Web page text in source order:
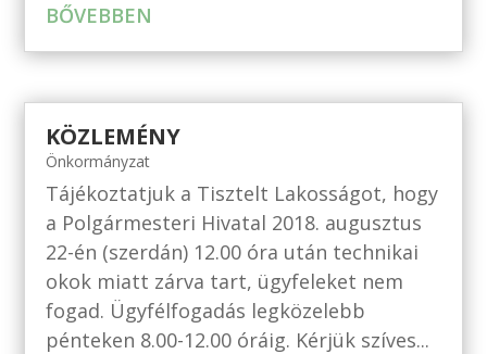
BŐVEBBEN
KÖZLEMÉNY
Önkormányzat
Tájékoztatjuk a Tisztelt Lakosságot, hogy
a Polgármesteri Hivatal 2018. augusztus
22-én (szerdán) 12.00 óra után technikai
okok miatt zárva tart, ügyfeleket nem
fogad. Ügyfélfogadás legközelebb
pénteken 8.00-12.00 óráig. Kérjük szíves...